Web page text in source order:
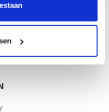
SKG2 halve cilinder zwart